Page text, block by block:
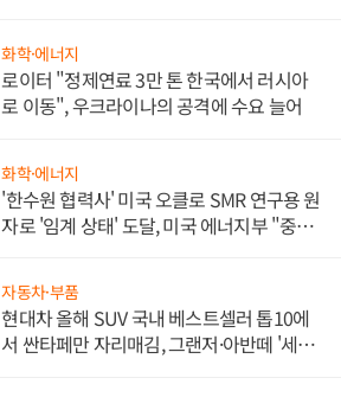
화학·에너지
로이터 "정제연료 3만 톤 한국에서 러시아
로 이동", 우크라이나의 공격에 수요 늘어
화학·에너지
'한수원 협력사' 미국 오클로 SMR 연구용 원
자로 '임계 상태' 도달, 미국 에너지부 "중요
자동차·부품
현대차 올해 SUV 국내 베스트셀러 톱10에
서 싼타페만 자리매김, 그랜저·아반떼 '세단